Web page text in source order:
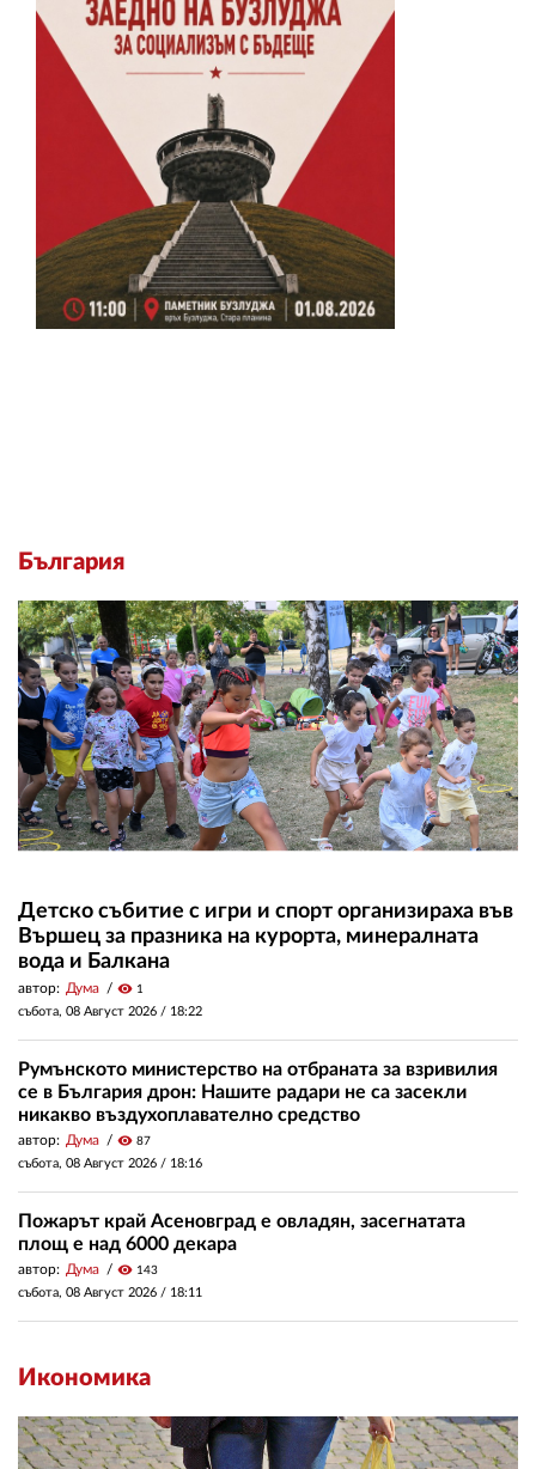
България
Детско събитие с игри и спорт организираха във
Вършец за празника на курорта, минералната
вода и Балкана
автор: Дума visibility 1
събота, 08 Август 2026 / 18:22
Румънското министерство на отбраната за взривилия
се в България дрон: Нашите радари не са засекли
никакво въздухоплавателно средство
автор: Дума visibility 87
събота, 08 Август 2026 / 18:16
Пожарът край Асеновград е овладян, засегнатата
площ е над 6000 декара
автор: Дума visibility 143
събота, 08 Август 2026 / 18:11
Икономика